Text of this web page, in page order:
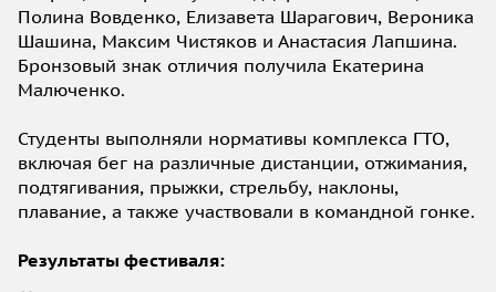
Полина Вовденко, Елизавета Шарагович, Вероника
Шашина, Максим Чистяков и Анастасия Лапшина.
Бронзовый знак отличия получила Екатерина
Малюченко.
Студенты выполняли нормативы комплекса ГТО,
включая бег на различные дистанции, отжимания,
подтягивания, прыжки, стрельбу, наклоны,
плавание, а также участвовали в командной гонке.
Результаты фестиваля: